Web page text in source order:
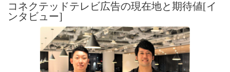
コネクテッドテレビ広告の現在地と期待値[イ
ンタビュー]